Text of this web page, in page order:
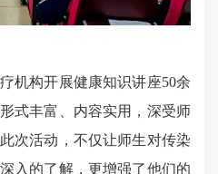
构开展健康知识讲座50余
式丰富、内容实用，深受师
次活动，不仅让师生对传染
入的了解，更增强了他们的